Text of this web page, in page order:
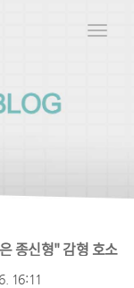
Toggle
종신형" 감형 호소
16:11